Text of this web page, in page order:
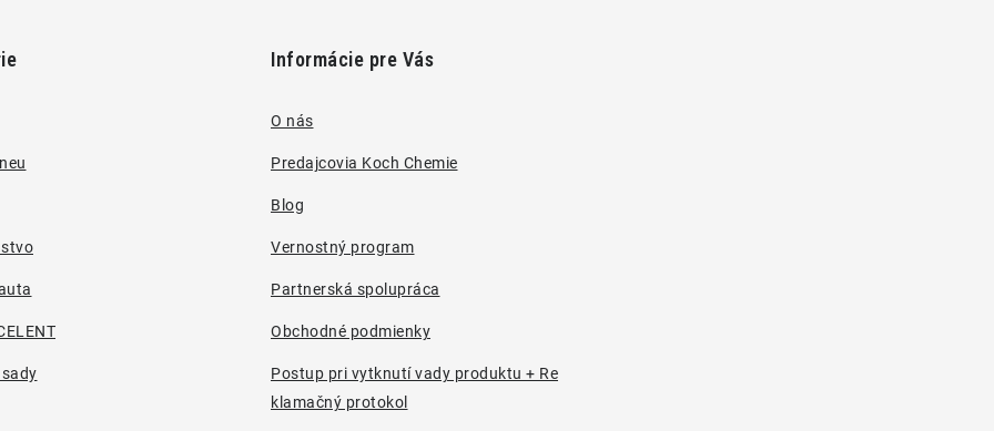
Informácie pre Vás
O nás
Predajcovia Koch Chemie
Blog
Vernostný program
Partnerská spolupráca
Obchodné podmienky
Postup pri vytknutí vady produktu + Re
klamačný protokol